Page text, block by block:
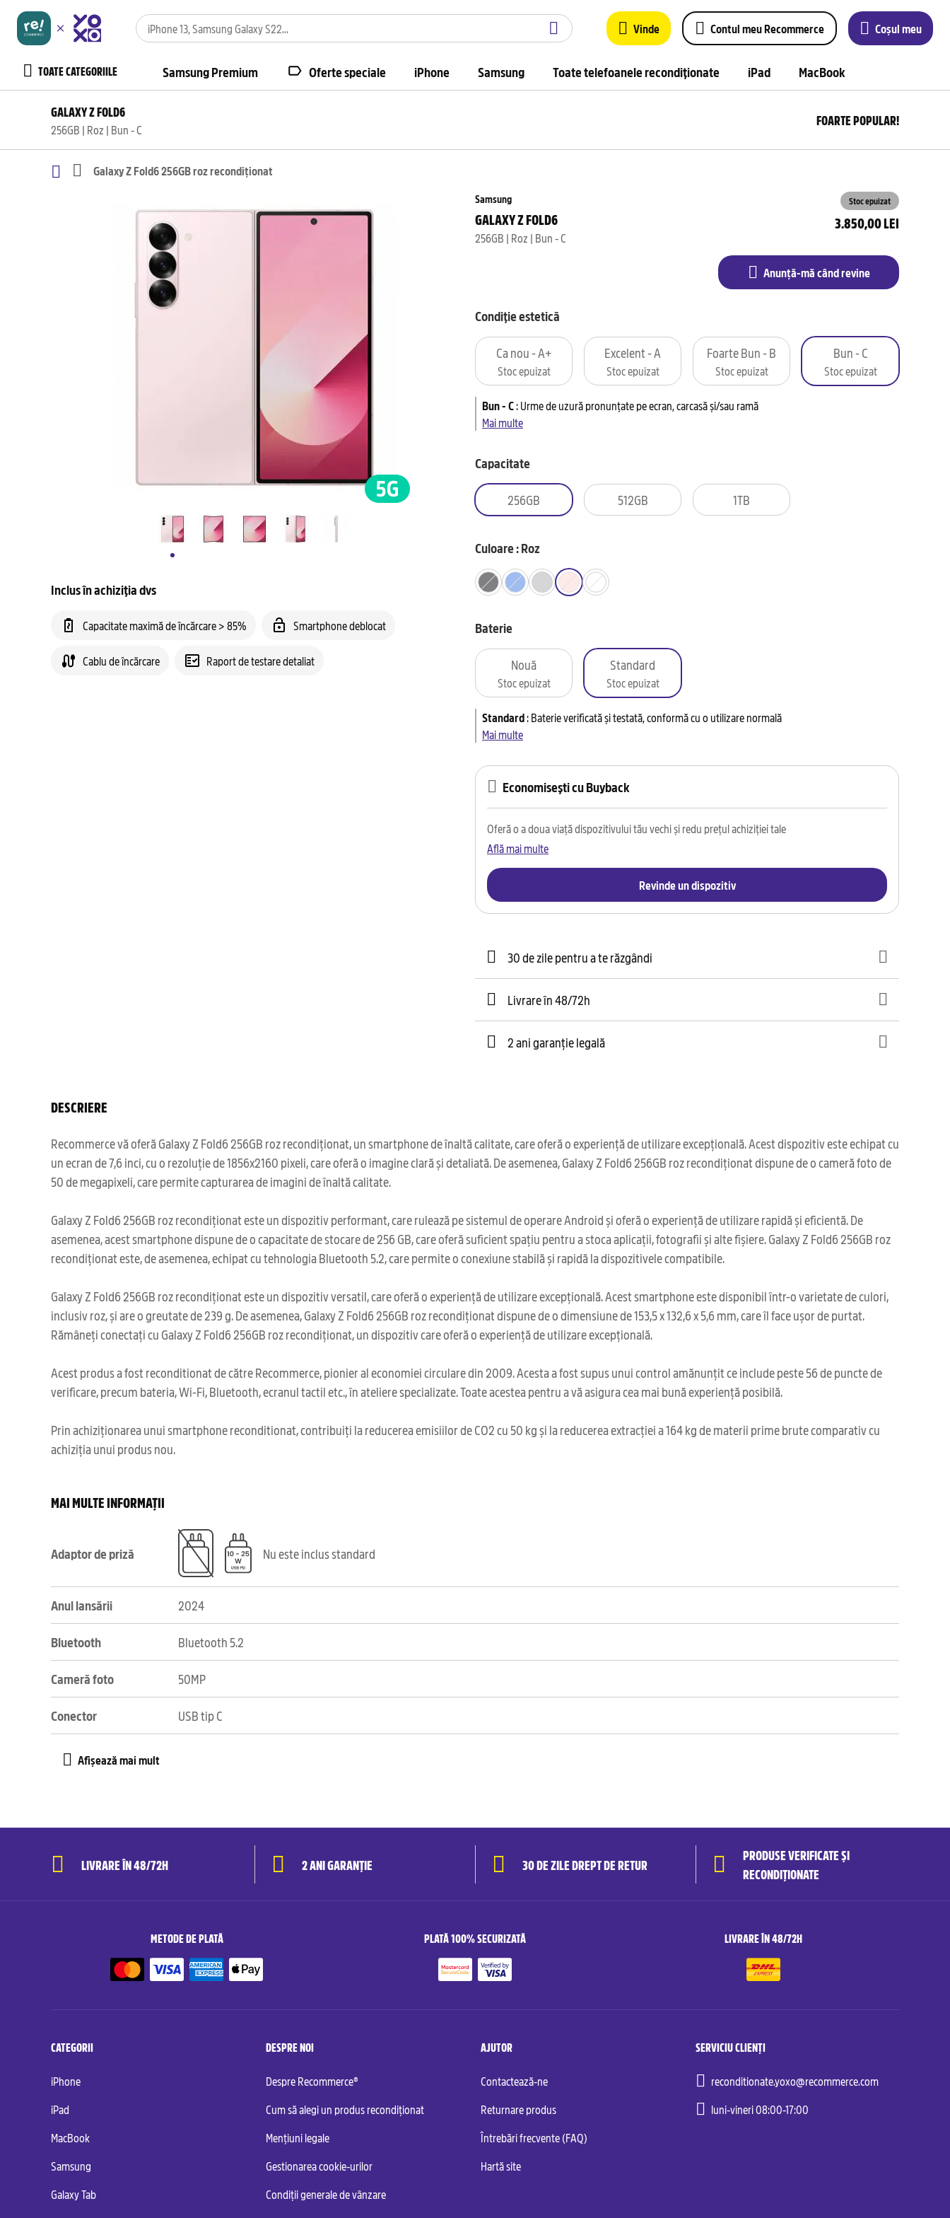
Vinde Contul meu Recommerce Coșul meu
TOATE CATEGORIILE Samsung Premium Oferte speciale iPhone Samsung Toate telefoanele recondiționate iPad MacBook
GALAXY Z FOLD6
256GB | Roz | Bun - C
FOARTE POPULAR!
Galaxy Z Fold6 256GB roz recondiționat
Samsung
GALAXY Z FOLD6
256GB | Roz | Bun - C
Stoc epuizat
Inclus în achiziția dvs
Capacitate maximă de încărcare > 85% Smartphone deblocat
Cablu de încărcare Raport de testare detaliat
3.850,00 LEI
Anunță-mă când revine
Condiție estetică
Ca nou - A+
Stoc epuizat
Excelent - A
Stoc epuizat
Foarte Bun - B
Stoc epuizat
Bun - C
Stoc epuizat
Bun - C:Urme de uzură pronunțate pe ecran, carcasă și/sau ramă
Mai multe
Capacitate
256GB 512GB 1TB
Culoare : Roz
Baterie
Nouă
Stoc epuizat
Standard
Stoc epuizat
Standard:Baterie verificată și testată, conformă cu o utilizare normală
Mai multe
Economisești cu Buyback
Oferă o a doua viață dispozitivului tău vechi și redu prețul achiziției tale
Află mai multe
Revinde un dispozitiv
30 de zile pentru a te răzgândi
Livrare în 48/72h
2 ani garanție legală
DESCRIERE
Recommerce vă oferă Galaxy Z Fold6 256GB roz recondiționat, un smartphone de înaltă calitate, care oferă o experiență de utilizare excepțională. Acest dispozitiv este echipat cu
un ecran de 7,6 inci, cu o rezoluție de 1856x2160 pixeli, care oferă o imagine clară și detaliată. De asemenea, Galaxy Z Fold6 256GB roz recondiționat dispune de o cameră foto de
50 de megapixeli, care permite capturarea de imagini de înaltă calitate.
Galaxy Z Fold6 256GB roz recondiționat este un dispozitiv performant, care rulează pe sistemul de operare Android și oferă o experiență de utilizare rapidă și eficientă. De
asemenea, acest smartphone dispune de o capacitate de stocare de 256 GB, care oferă suficient spațiu pentru a stoca aplicații, fotografii și alte fișiere. Galaxy Z Fold6 256GB roz
recondiționat este, de asemenea, echipat cu tehnologia Bluetooth 5.2, care permite o conexiune stabilă și rapidă la dispozitivele compatibile.
Galaxy Z Fold6 256GB roz recondiționat este un dispozitiv versatil, care oferă o experiență de utilizare excepțională. Acest smartphone este disponibil într-o varietate de culori,
inclusiv roz, și are o greutate de 239 g. De asemenea, Galaxy Z Fold6 256GB roz recondiționat dispune de o dimensiune de 153,5 x 132,6 x 5,6 mm, care îl face ușor de purtat.
Rămâneți conectați cu Galaxy Z Fold6 256GB roz recondiționat, un dispozitiv care oferă o experiență de utilizare excepțională.
Acest produs a fost reconditionat de către Recommerce, pionier al economiei circulare din 2009. Acesta a fost supus unui control amănunțit ce include peste 56 de puncte de
verificare, precum bateria, Wi-Fi, Bluetooth, ecranul tactil etc., în ateliere specializate. Toate acestea pentru a vă asigura cea mai bună experiență posibilă.
Prin achiziționarea unui smartphone reconditionat, contribuiți la reducerea emisiilor de CO2 cu 50 kg și la reducerea extracției a 164 kg de materii prime brute comparativ cu
achiziția unui produs nou.
MAI MULTE INFORMAȚII
Adaptor de priză Nu este inclus standard
Anul lansării 2024
Bluetooth Bluetooth 5.2
Cameră foto 50MP
Conector USB tip C
LIVRARE ÎN 48/72H 2 ANI GARANȚIE 30 DE ZILE DREPT DE RETUR
PRODUSE VERIFICATE ȘI
RECONDIȚIONATE
METODE DE PLATĂ PLATĂ 100% SECURIZATĂ LIVRARE ÎN 48/72H
CATEGORII
iPhone
iPad
MacBook
Samsung
Galaxy Tab
DESPRE NOI
Despre Recommerce®
Cum să alegi un produs recondiționat
Mențiuni legale
Gestionarea cookie-urilor
Condiții generale de vânzare
AJUTOR
Contactează-ne
Returnare produs
Întrebări frecvente (FAQ)
Hartă site
SERVICIU CLIENȚI
reconditionate.yoxo@recommerce.com
luni-vineri 08:00-17:00